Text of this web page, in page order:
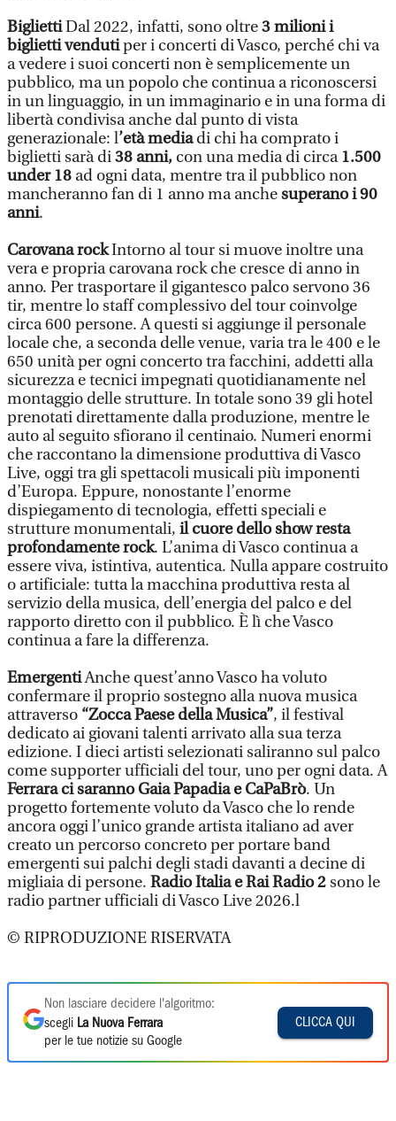
BigliettiDal 2022, infatti, sono oltre3 milioni i
biglietti vendutiper i concerti di Vasco, perché chi va
a vedere i suoi concerti non è semplicemente un
pubblico, ma un popolo che continua a riconoscersi
in un linguaggio, in un immaginario e in una forma di
libertà condivisa anche dal punto di vista
generazionale: l’età mediadi chi ha comprato i
biglietti sarà di38 anni, con una media di circa1.500
under 18 ad ogni data, mentre tra il pubblico non
mancheranno fan di 1 anno ma anchesuperano i 90
anni.
Carovana rockIntorno al tour si muove inoltre una
vera e propria carovana rock che cresce di anno in
anno. Per trasportare il gigantesco palco servono 36
tir, mentre lo staff complessivo del tour coinvolge
circa 600 persone. A questi si aggiunge il personale
locale che, a seconda delle venue, varia tra le 400 e le
650 unità per ogni concerto tra facchini, addetti alla
sicurezza e tecnici impegnati quotidianamente nel
montaggio delle strutture. In totale sono 39 gli hotel
prenotati direttamente dalla produzione, mentre le
auto al seguito sfiorano il centinaio. Numeri enormi
che raccontano la dimensione produttiva di Vasco
Live, oggi tra gli spettacoli musicali più imponenti
d’Europa. Eppure, nonostante l’enorme
dispiegamento di tecnologia, effetti speciali e
strutture monumentali, il cuore dello show resta
profondamente rock. L’anima di Vasco continua a
essere viva, istintiva, autentica. Nulla appare costruito
o artificiale: tutta la macchina produttiva resta al
servizio della musica, dell’energia del palco e del
rapporto diretto con il pubblico. È lì che Vasco
continua a fare la differenza.
EmergentiAnche quest’anno Vasco ha voluto
confermare il proprio sostegno alla nuova musica
attraverso “Zocca Paese della Musica”, il festival
dedicato ai giovani talenti arrivato alla sua terza
edizione. I dieci artisti selezionati saliranno sul palco
come supporter ufficiali del tour, uno per ogni data. A
Ferrara ci saranno Gaia Papadia e CaPaBrò. Un
progetto fortemente voluto da Vasco che lo rende
ancora oggi l’unico grande artista italiano ad aver
creato un percorso concreto per portare band
emergenti sui palchi degli stadi davanti a decine di
migliaia di persone. Radio Italia e Rai Radio 2sono le
radio partner ufficiali di Vasco Live 2026.l
© RIPRODUZIONE RISERVATA
Non lasciare decidere l'algoritmo:
scegli La Nuova Ferrara
per le tue notizie su Google
CLICCA QUI